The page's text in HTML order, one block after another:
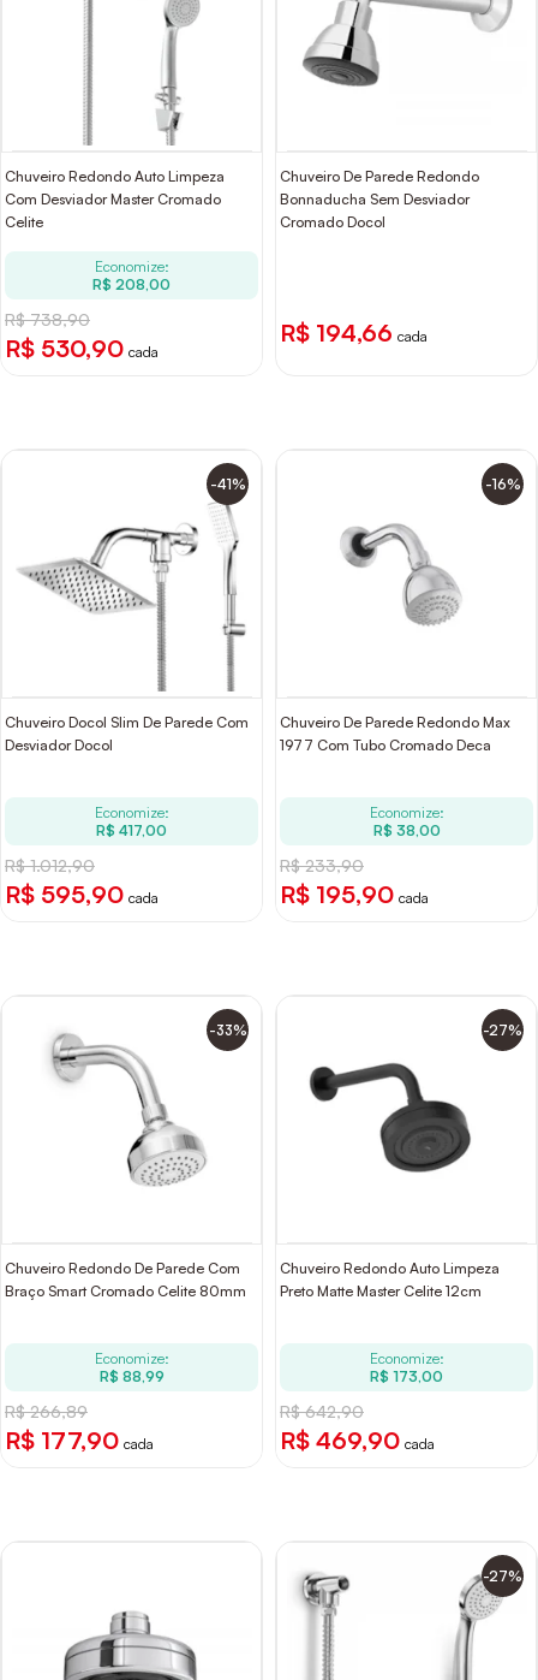
Chuveiro Redondo Auto Limpeza
Com Desviador Master Cromado
Celite
Economize:
R$ 208,00
R$ 738,90
R$ 530,90 cada
Chuveiro De Parede Redondo
Bonnaducha Sem Desviador
Cromado Docol
R$ 194,66 cada
-41%
Chuveiro Docol Slim De Parede Com
Desviador Docol
Economize:
R$ 417,00
R$ 1.012,90
R$ 595,90 cada
-16%
Chuveiro De Parede Redondo Max
1977 Com Tubo Cromado Deca
Economize:
R$ 38,00
R$ 233,90
R$ 195,90 cada
-33%
Chuveiro Redondo De Parede Com
Braço Smart Cromado Celite 80mm
Economize:
R$ 88,99
R$ 266,89
R$ 177,90 cada
-27%
Chuveiro Redondo Auto Limpeza
Preto Matte Master Celite 12cm
Economize:
R$ 173,00
R$ 642,90
R$ 469,90 cada
-27%